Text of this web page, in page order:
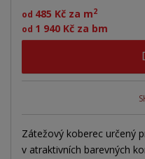
od 485 Kč za m2
od 1 940 Kč za bm
Zátežový koberec určený
v atraktivních barevných